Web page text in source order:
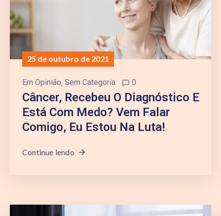
25 de outubro de 2021
Em Opinião‚ Sem Categoria 0
Câncer, Recebeu O Diagnóstico E
Está Com Medo? Vem Falar
Comigo, Eu Estou Na Luta!
Continue lendo